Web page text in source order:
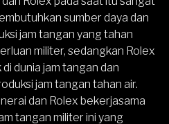
sumber daya dan
jam tangan yang tahan
militer, sedangkan Rolex
dunia jam tangan dan
jam tangan tahan air.
dan Rolex bekerjasama
tangan militer ini yang